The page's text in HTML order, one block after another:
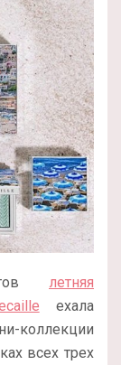
летняя
ехала
коллекции
всех трех